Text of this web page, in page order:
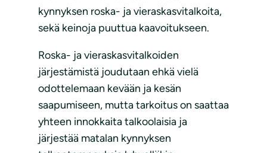
kynnyksen roska- ja vieraskasvitalkoita,
sekä keinoja puuttua kaavoitukseen.
Roska- ja vieraskasvitalkoiden
järjestämistä joudutaan ehkä vielä
odottelemaan kevään ja kesän
saapumiseen, mutta tarkoitus on saattaa
yhteen innokkaita talkoolaisia ja
järjestää matalan kynnyksen